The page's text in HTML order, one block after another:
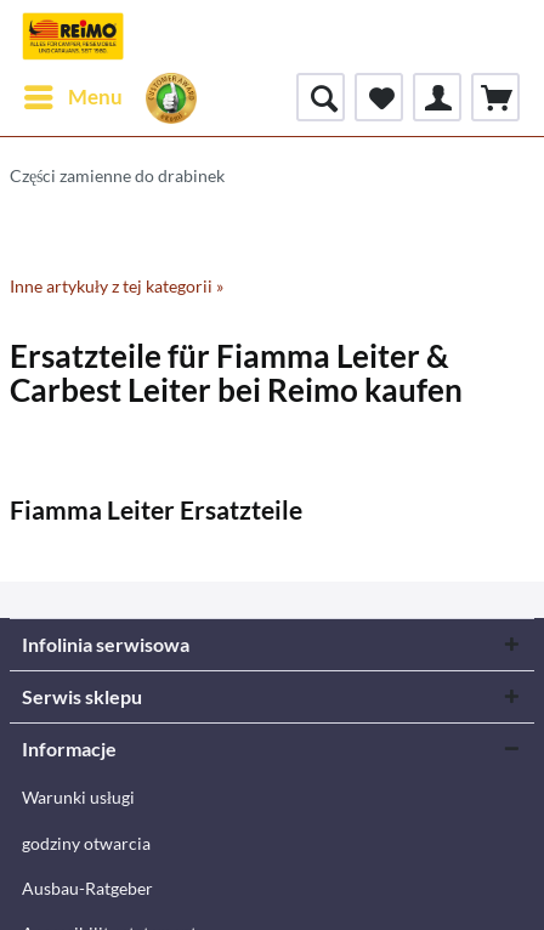
Menu
Części zamienne do drabinek
Inne artykuły z tej kategorii »
Ersatzteile für Fiamma Leiter &
Carbest Leiter bei Reimo kaufen
Fiamma Leiter Ersatzteile
Infolinia serwisowa
Serwis sklepu
Informacje
Warunki usługi
godziny otwarcia
Ausbau-Ratgeber